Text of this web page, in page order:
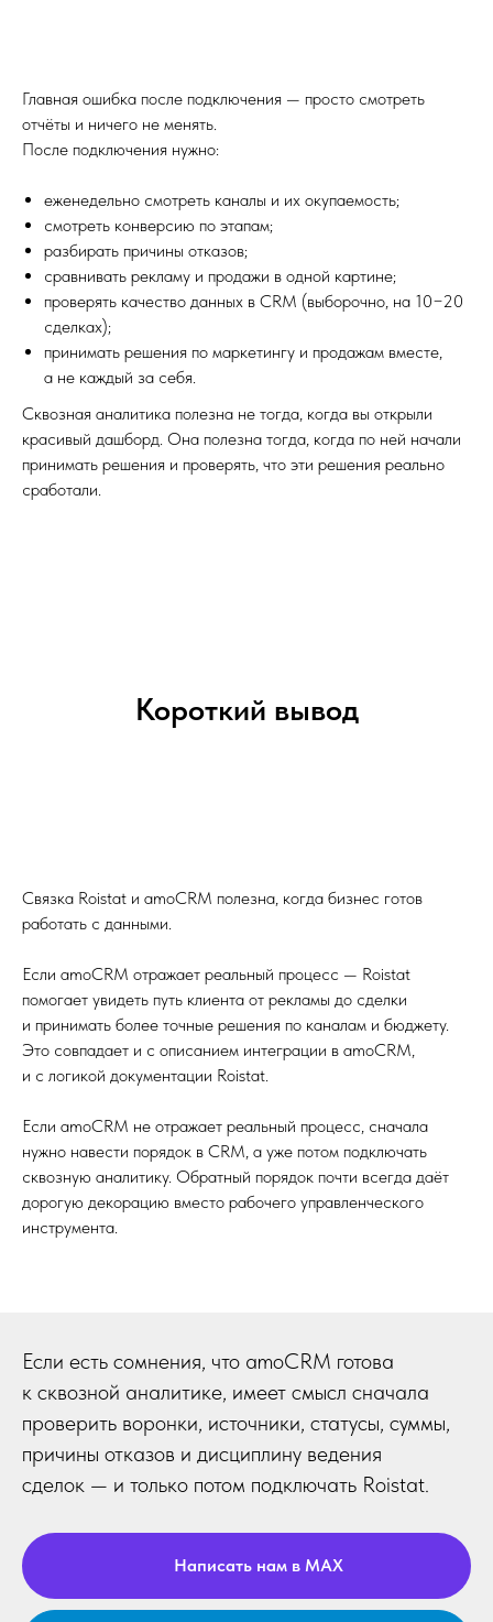
Главная ошибка после подключения — просто смотреть
отчёты и ничего не менять.
После подключения нужно:
еженедельно смотреть каналы и их окупаемость;
смотреть конверсию по этапам;
разбирать причины отказов;
сравнивать рекламу и продажи в одной картине;
проверять качество данных в CRM (выборочно, на 10−20
сделках);
принимать решения по маркетингу и продажам вместе,
а не каждый за себя.
Сквозная аналитика полезна не тогда, когда вы открыли
красивый дашборд. Она полезна тогда, когда по ней начали
принимать решения и проверять, что эти решения реально
сработали.
Короткий вывод
Связка Roistat и amoCRM полезна, когда бизнес готов
работать с данными.
Если amoCRM отражает реальный процесс — Roistat
помогает увидеть путь клиента от рекламы до сделки
и принимать более точные решения по каналам и бюджету.
Это совпадает и с описанием интеграции в amoCRM,
и с логикой документации Roistat.
Если amoCRM не отражает реальный процесс, сначала
нужно навести порядок в CRM, а уже потом подключать
сквозную аналитику. Обратный порядок почти всегда даёт
дорогую декорацию вместо рабочего управленческого
инструмента.
Если есть сомнения, что amoCRM готова
к сквозной аналитике, имеет смысл сначала
проверить воронки, источники, статусы, суммы,
причины отказов и дисциплину ведения
сделок — и только потом подключать Roistat.
Написать нам в MAX